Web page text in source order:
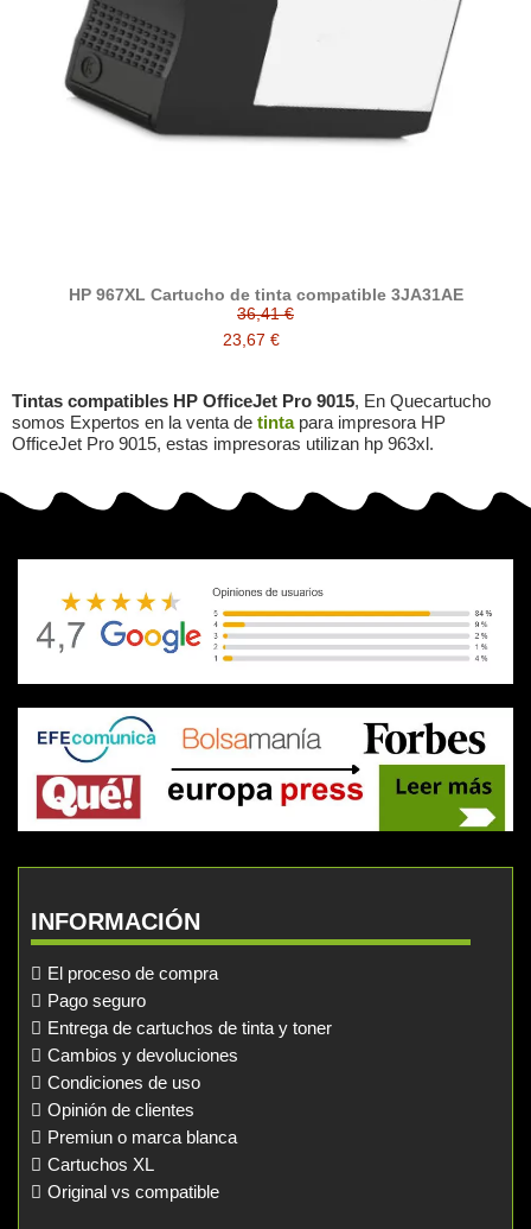
HP 967XL Cartucho de tinta compatible 3JA31AE
36,41 €
23,67 €
Tintas compatibles HP OfficeJet Pro 9015, En Quecartucho
somos Expertos en la venta de tintapara impresora HP
OfficeJet Pro 9015, estas impresoras utilizan hp 963xl.
INFORMACIÓN
El proceso de compra
Pago seguro
Entrega de cartuchos de tinta y toner
Cambios y devoluciones
Condiciones de uso
Opinión de clientes
Premiun o marca blanca
Cartuchos XL
Original vs compatible